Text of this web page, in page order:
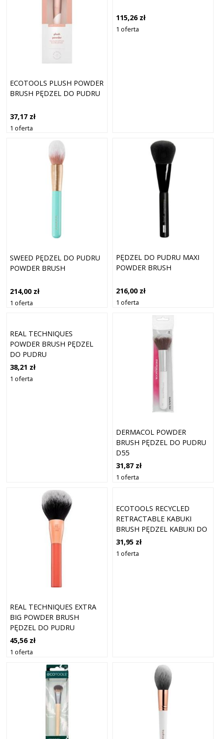
ECOTOOLS PLUSH POWDER
BRUSH PĘDZEL DO PUDRU
37,17 zł
1 oferta
115,26 zł
1 oferta
SWEED PĘDZEL DO PUDRU
POWDER BRUSH
214,00 zł
1 oferta
PĘDZEL DO PUDRU MAXI
POWDER BRUSH
216,00 zł
1 oferta
REAL TECHNIQUES
POWDER BRUSH PĘDZEL
DO PUDRU
38,21 zł
1 oferta
DERMACOL POWDER
BRUSH PĘDZEL DO PUDRU
D55
31,87 zł
1 oferta
REAL TECHNIQUES EXTRA
BIG POWDER BRUSH
PĘDZEL DO PUDRU
45,56 zł
1 oferta
ECOTOOLS RECYCLED
RETRACTABLE KABUKI
BRUSH PĘDZEL KABUKI DO
PODKŁADU
31,95 zł
1 oferta